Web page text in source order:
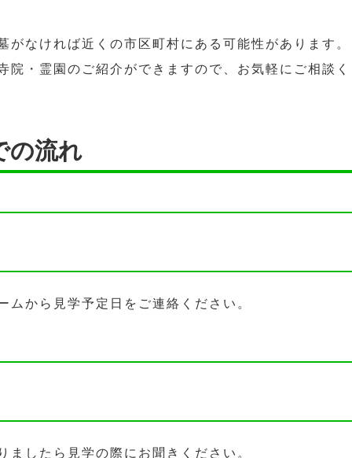
がなければ近くの市区町村にある可能性があります。
院・霊園のご紹介ができますので、お気軽にご相談く
の流れ
から見学予定日をご連絡ください。
したら見学の際にお聞きください。